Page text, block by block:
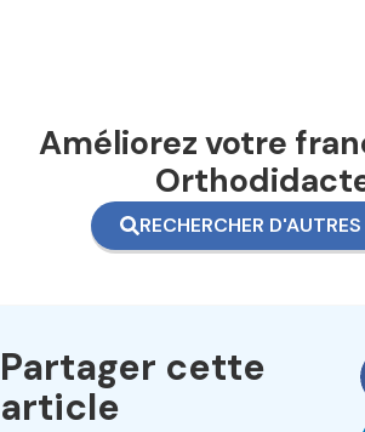
Améliorez votre
RECHERCHER
Partager cette
article